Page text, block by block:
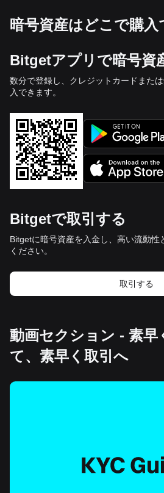
暗号資産はどこで購入
Bitgetアプリで暗号資
数分で登録し、クレジットカードまた
入できます。
Bitgetで取引する
Bitgetに暗号資産を入金し、高い流動性
ください。
取引する
動画セクション - 素早
て、素早く取引へ